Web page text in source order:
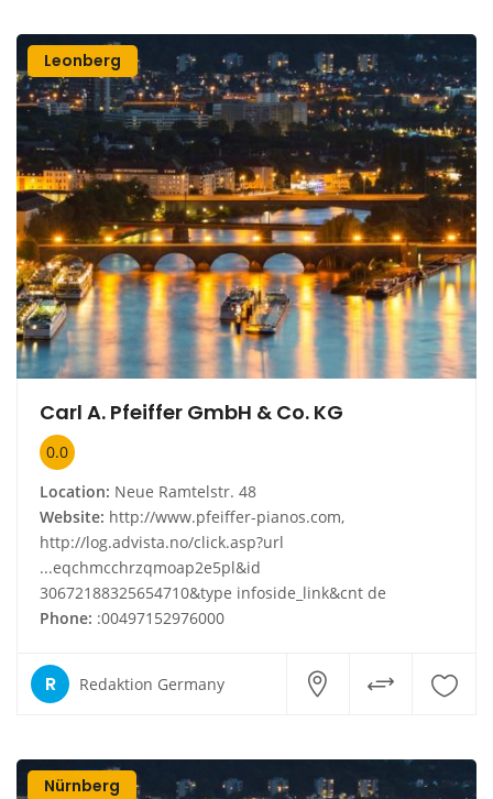
Leonberg
Carl A. Pfeiffer GmbH & Co. KG
0.0
Location: Neue Ramtelstr. 48
Website: http://www.pfeiffer-pianos.com,
http://log.advista.no/click.asp?url
...eqchmcchrzqmoap2e5pl&id
30672188325654710&type infoside_link&cnt de
Phone: :00497152976000
R Redaktion Germany
Nürnberg